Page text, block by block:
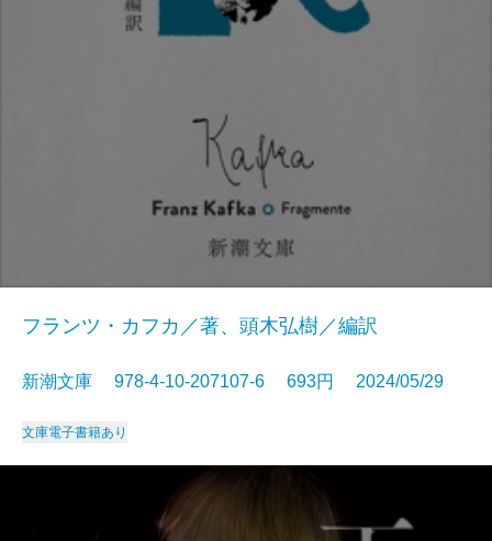
フランツ・カフカ／著、頭木弘樹／編訳
新潮文庫 978-4-10-207107-6 693円 2024/05/29
文庫電子書籍あり